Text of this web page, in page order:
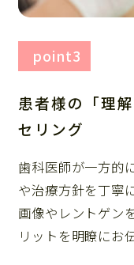
point3
患者様の「理
セリング
歯科医師が一方的
や治療方針を丁寧
画像やレントゲン
リットを明瞭にお